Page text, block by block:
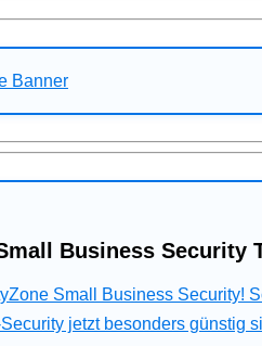
Business Security
Small Business Security!
jetzt besonders günstig